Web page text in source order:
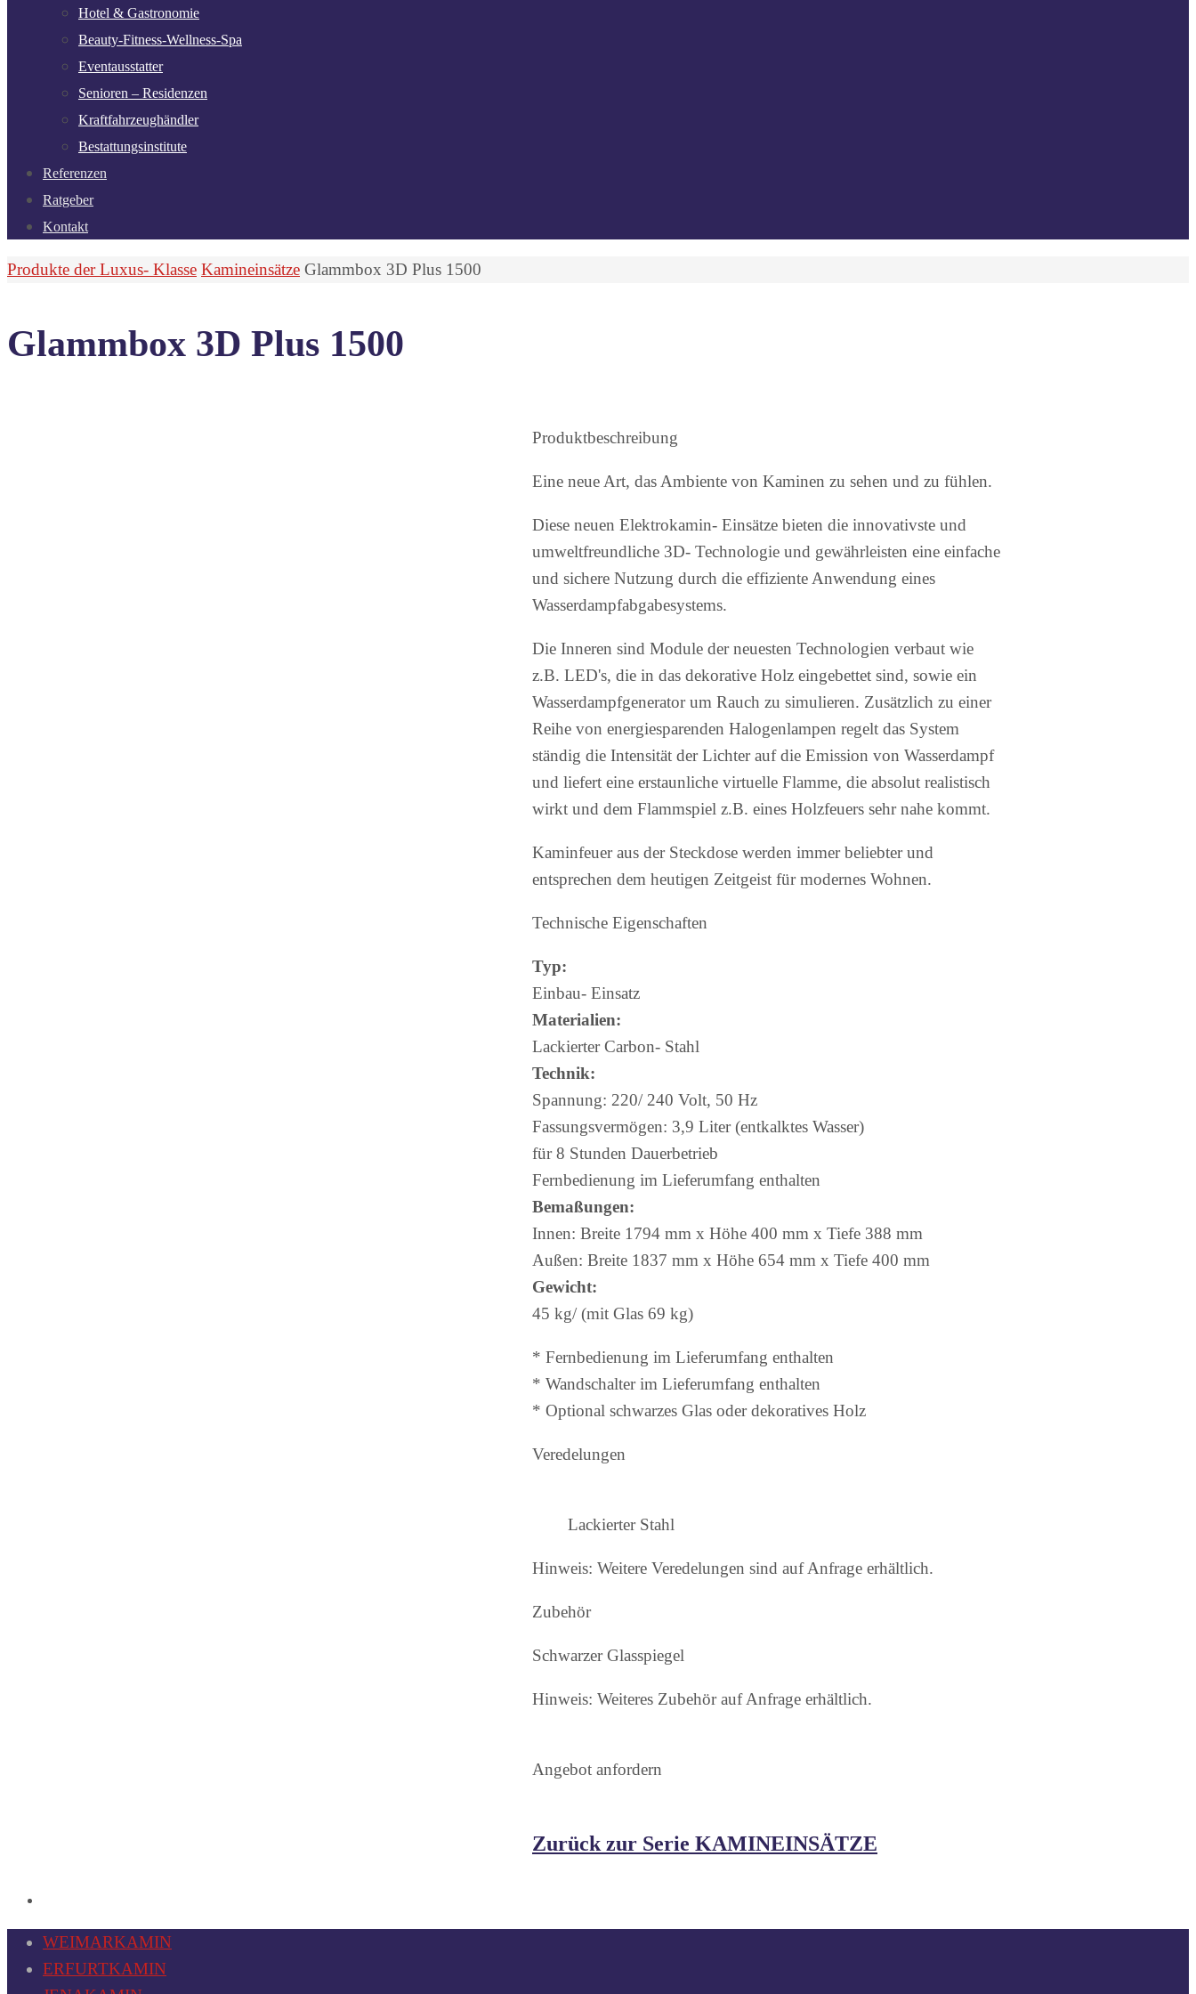
Hotel & Gastronomie
Beauty-Fitness-Wellness-Spa
Eventausstatter
Senioren – Residenzen
Kraftfahrzeughändler
Bestattungsinstitute
Referenzen
Ratgeber
Kontakt
Start
Produkte der Luxus- Klasse Kamineinsätze Glammbox 3D Plus 1500
Glammbox 3D Plus 1500
Produktbeschreibung
Eine neue Art, das Ambiente von Kaminen zu sehen und zu fühlen.
Diese neuen Elektrokamin- Einsätze bieten die innovativste und
umweltfreundliche 3D- Technologie und gewährleisten eine einfache
und sichere Nutzung durch die effiziente Anwendung eines
Wasserdampfabgabesystems.
Die Inneren sind Module der neuesten Technologien verbaut wie
z.B. LED's, die in das dekorative Holz eingebettet sind, sowie ein
Wasserdampfgenerator um Rauch zu simulieren. Zusätzlich zu einer
Reihe von energiesparenden Halogenlampen regelt das System
ständig die Intensität der Lichter auf die Emission von Wasserdampf
und liefert eine erstaunliche virtuelle Flamme, die absolut realistisch
wirkt und dem Flammspiel z.B. eines Holzfeuers sehr nahe kommt.
Kaminfeuer aus der Steckdose werden immer beliebter und
entsprechen dem heutigen Zeitgeist für modernes Wohnen.
Technische Eigenschaften
Typ:
Einbau- Einsatz
Materialien:
Lackierter Carbon- Stahl
Technik:
Spannung: 220/ 240 Volt, 50 Hz
Fassungsvermögen: 3,9 Liter (entkalktes Wasser)
für 8 Stunden Dauerbetrieb
Fernbedienung im Lieferumfang enthalten
Bemaßungen:
Innen: Breite 1794 mm x Höhe 400 mm x Tiefe 388 mm
Außen: Breite 1837 mm x Höhe 654 mm x Tiefe 400 mm
Gewicht:
45 kg/ (mit Glas 69 kg)
* Fernbedienung im Lieferumfang enthalten
* Wandschalter im Lieferumfang enthalten
* Optional schwarzes Glas oder dekoratives Holz
Veredelungen
Lackierter Stahl
Hinweis: Weitere Veredelungen sind auf Anfrage erhältlich.
Zubehör
Schwarzer Glasspiegel
Hinweis: Weiteres Zubehör auf Anfrage erhältlich.
Angebot anfordern
Zurück zur Serie KAMINEINSÄTZE
WEIMARKAMIN
ERFURTKAMIN